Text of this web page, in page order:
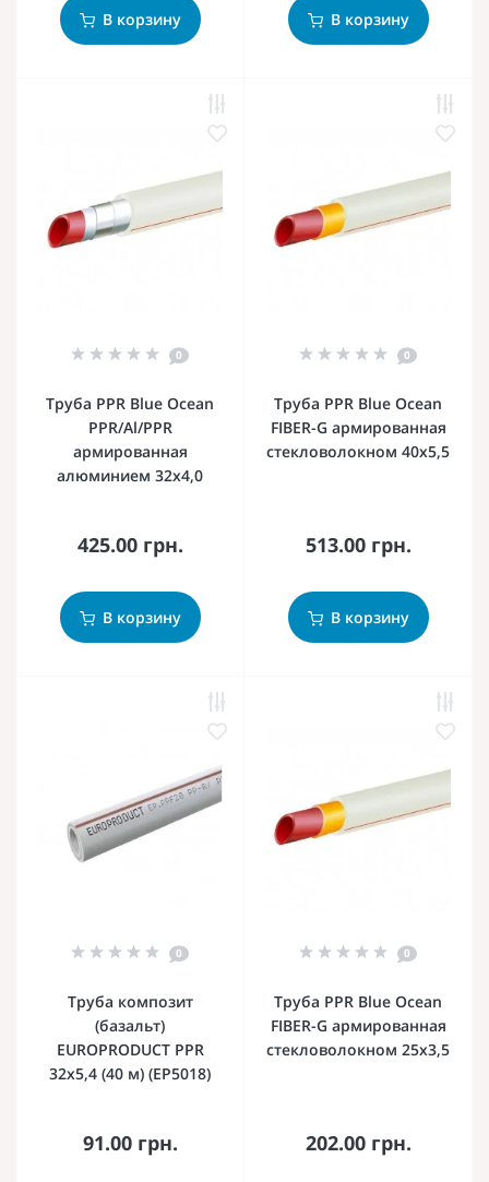
В корзину В корзину
0
Труба PPR Blue Ocean
PPR/Al/PPR
армированная
алюминием 32х4,0
425.00 грн.
В корзину
0
Труба PPR Blue Ocean
FIBER-G армированная
стекловолокном 40х5,5
513.00 грн.
В корзину
0
Труба композит
(базальт)
EUROPRODUCT PPR
32x5,4 (40 м) (EP5018)
91.00 грн.
0
Труба PPR Blue Ocean
FIBER-G армированная
стекловолокном 25х3,5
202.00 грн.